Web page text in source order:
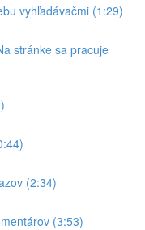
vyhľadávačmi (1:29)
stránke sa pracuje
(2:34)
(3:53)